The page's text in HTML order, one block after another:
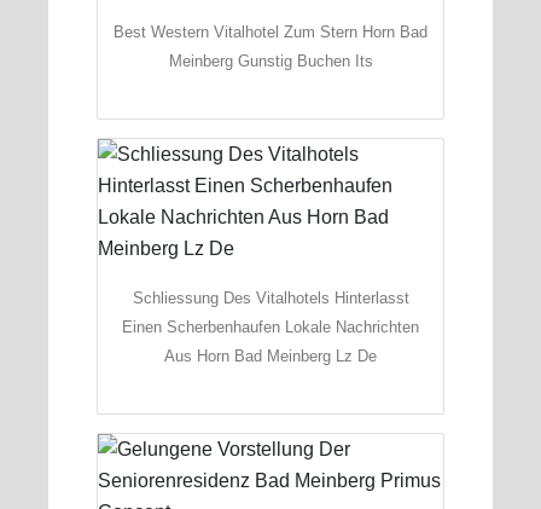
Best Western Vitalhotel Zum Stern Horn Bad
Meinberg Gunstig Buchen Its
Schliessung Des Vitalhotels Hinterlasst
Einen Scherbenhaufen Lokale Nachrichten
Aus Horn Bad Meinberg Lz De